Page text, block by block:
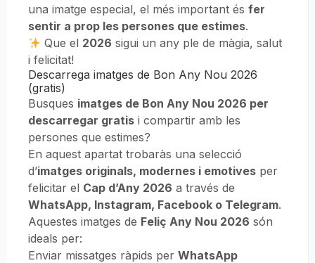
una imatge especial, el més important és fer
sentir a prop les persones que estimes.
Que el 2026 sigui un any ple de màgia, salut
i felicitat!
Descarrega imatges de Bon Any Nou 2026
(gratis)
Busques imatges de Bon Any Nou 2026 per
descarregar gratis i compartir amb les
persones que estimes?
En aquest apartat trobaràs una selecció
d’imatges originals, modernes i emotives per
felicitar el Cap d’Any 2026 a través de
WhatsApp, Instagram, Facebook o Telegram.
Aquestes imatges de Feliç Any Nou 2026 són
ideals per:
Enviar missatges ràpids per WhatsApp